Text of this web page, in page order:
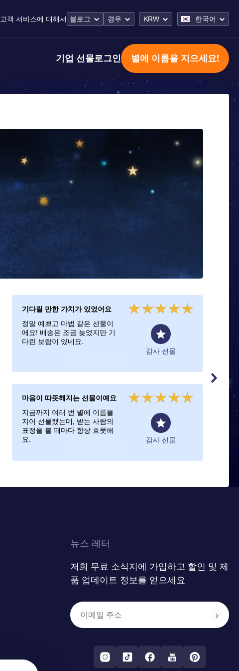
고객 서비스에 대해서 블로그 경우 KRW 한국어
기업 선물로그인 별에 이름을 지으세요!
기다릴 만한 가치가 있었어요
정말 예쁘고 마법 같은 선물이
에요! 배송은 조금 늦었지만 기
다린 보람이 있네요.
감사 선물
마음이 따뜻해지는 선물이예요
지금까지 여러 번 별에 이름을
지어 선물했는데, 받는 사람의
표정을 볼 때마다 항상 흐뭇해
요.
감사 선물
예
감
별
빠
뉴스 레터
저희 무료 소식지에 가입하고 할인 및 제
품 업데이트 정보를 얻으세요